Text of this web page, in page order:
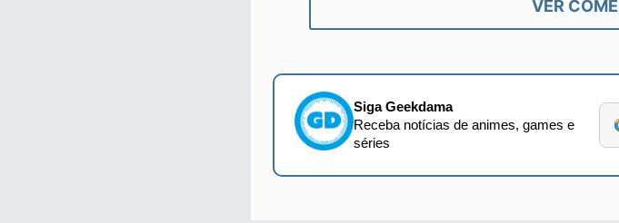
VER
Siga Geekdama
Receba notícias de animes, games e
séries